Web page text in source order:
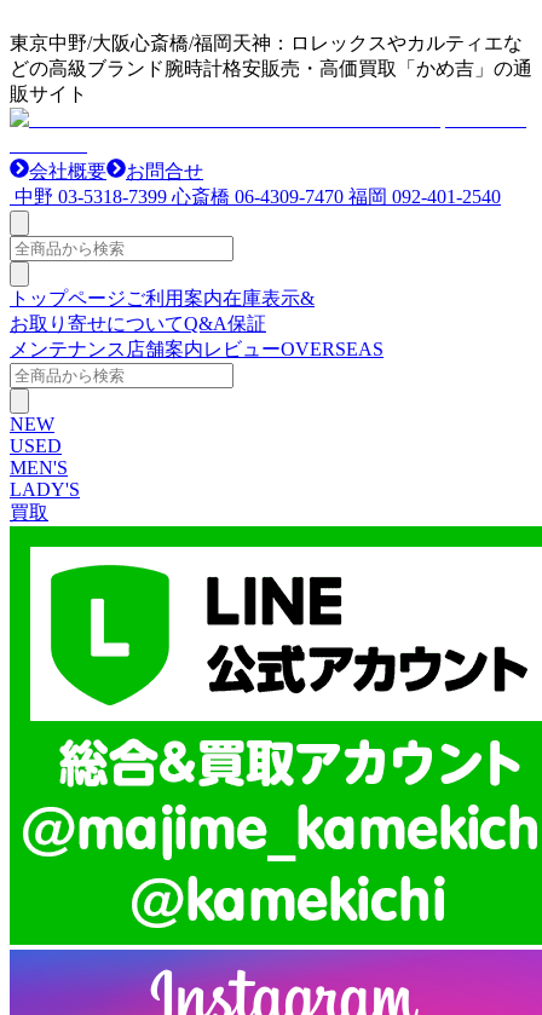
東京中野/大阪心斎橋/福岡天神：ロレックスやカルティエな
どの高級ブランド腕時計格安販売・高価買取「かめ吉」の通
販サイト
会社概要
お問合せ
中野 03-5318-7399 心斎橋 06-4309-7470 福岡 092-401-2540
トップページご利用案内在庫表示&
お取り寄せについてQ&A保証
メンテナンス 店舗案内レビューOVERSEAS
NEW
USED
MEN'S
LADY'S
買取